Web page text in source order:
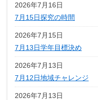
2026年7月16日
7月15日探究の時間
2026年7月15日
7月13日学年目標決め
2026年7月13日
7月12日地域チャレンジ
2026年7月13日